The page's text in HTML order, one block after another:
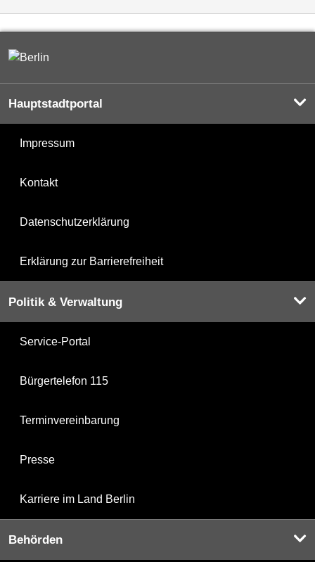
Hauptstadtportal
Impressum
Kontakt
Datenschutzerklärung
Erklärung zur Barrierefreiheit
Politik & Verwaltung
Service-Portal
Bürgertelefon 115
Terminvereinbarung
Presse
Karriere im Land Berlin
Behörden